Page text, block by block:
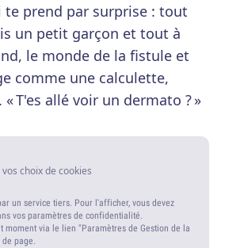
te prend par surprise : tout
un petit garçon et tout à
le monde de la fistule et
comme une calculette,
T'es allé voir un dermato ? »
choix de cookies
un service tiers. Pour l'afficher, vous devez
vos paramètres de confidentialité.
moment via le lien "Paramètres de Gestion de la
page.